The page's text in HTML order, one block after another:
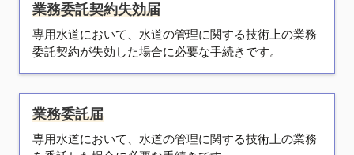
業務委託契約失効届
専用水道において、水道の管理に関する技術上の業務
委託契約が失効した場合に必要な手続きです。
業務委託届
専用水道において、水道の管理に関する技術上の業務